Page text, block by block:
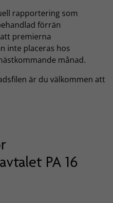
rapportering som
förrän
premierna
inte placeras hos
månad.
är du välkommen att
PA 16